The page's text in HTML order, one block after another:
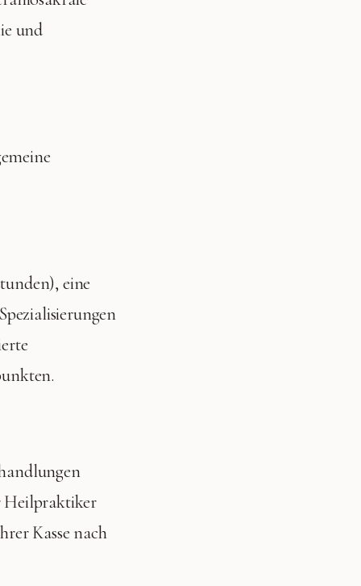
und
eine
Heilpraktiker
Kasse nach